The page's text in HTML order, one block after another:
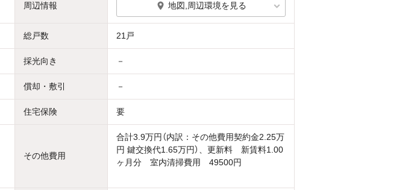
周辺情報 地図,周辺環境を見る
総戸数 21戸
採光向き －
償却・敷引 －
住宅保険 要
その他費用
合計3.9万円（内訳：その他費用契約金2.25万
円 鍵交換代1.65万円）、更新料 新賃料1.00
ヶ月分 室内清掃費用 49500円